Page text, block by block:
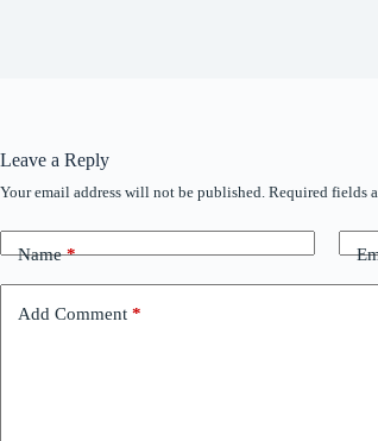
Leave a Reply
Your email address will not be published. Required fields
Name*
Add Comment *